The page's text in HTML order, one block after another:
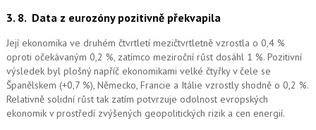
3. 8. Data z eurozóny pozitivně překvapila
Její ekonomika ve druhém čtvrtletí mezičtvrtletně vzrostla o 0,4 %
oproti očekávaným 0,2 %, zatímco meziroční růst dosáhl 1 %. Pozitivní
výsledek byl plošný napříč ekonomikami velké čtyřky v čele se
Španělskem (+0,7 %), Německo, Francie a Itálie vzrostly shodně o 0,2 %.
Relativně solidní růst tak zatím potvrzuje odolnost evropských
ekonomik v prostředí zvýšených geopolitických rizik a cen energií.